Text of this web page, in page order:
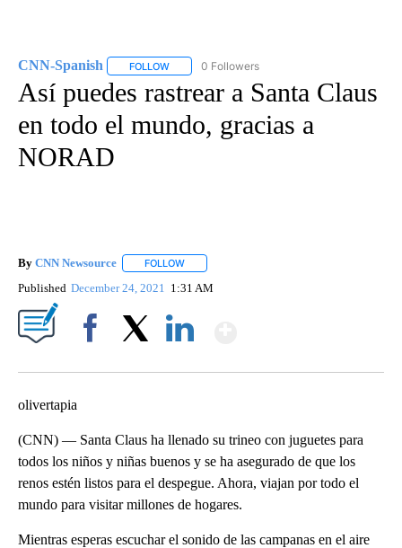
CNN-Spanish FOLLOW FOLLOW "CNN-SPANISH" TO RECEIVE
0 Followers
Así puedes rastrear a Santa Claus
en todo el mundo, gracias a
NORAD
By CNN Newsource FOLLOW
Published December 24, 2021 1:31 AM
olivertapia
(CNN) — Santa Claus ha llenado su trineo con juguetes para
todos los niños y niñas buenos y se ha asegurado de que los
renos estén listos para el despegue. Ahora, viajan por todo el
mundo para visitar millones de hogares.
Mientras esperas escuchar el sonido de las campanas en el aire